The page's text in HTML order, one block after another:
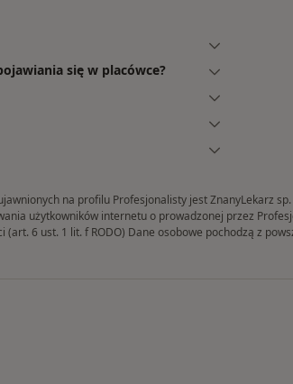
się w placówce?
na profilu Profesjonalisty jest ZnanyLekarz
użytkowników internetu o prowadzonej przez
6 ust. 1 lit. f RODO) Dane osobowe pochodzą z